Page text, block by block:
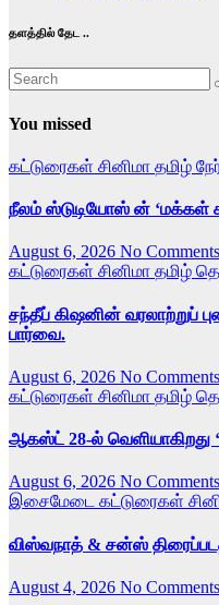
தளத்தில் தேட ..
You missed
கட்டுரைகள் சினிமா தமிழ்
நீலம் ஸ்டுடியோஸ் ன் ‘மக்கள்
August 6, 2026 No Comments
கட்டுரைகள் சினிமா தமிழ்
சந்தீப் கிஷனின் வரலாற்றுப்
பார்வை.
August 6, 2026 No Comments
கட்டுரைகள் சினிமா தமிழ்
ஆகஸ்ட் 28-ல்
August 6, 2026 No Comments
இசைமேடை கட்டுரைகள்
விஸ்வநாத் & சன்ஸ்
August 4, 2026 No Comments